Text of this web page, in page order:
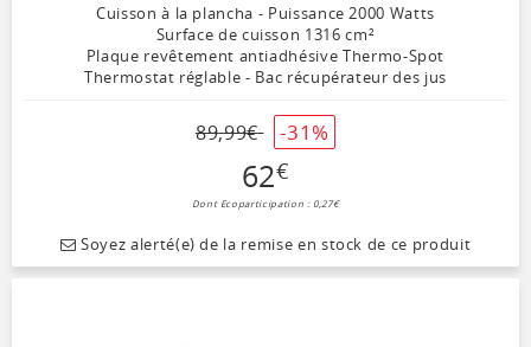
Cuisson à la plancha - Puissance 2000 Watts
Surface de cuisson 1316 cm²
Plaque revêtement antiadhésive Thermo-Spot
Thermostat réglable - Bac récupérateur des jus
89,99€ -31%
62€
Dont Ecoparticipation : 0,27€
Soyez alerté(e) de la remise en stock de ce produit